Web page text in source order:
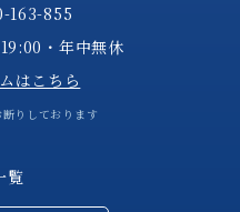
163-855
・年中無休
はこちら
りしております
覧